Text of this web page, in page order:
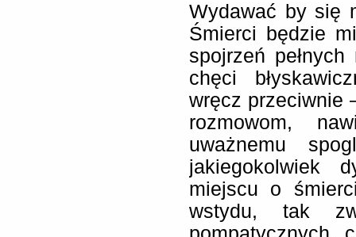
Wydawać by się
Śmierci będzie
spojrzeń
chęci
wręcz przeciwnie
rozmowom,
uważnemu
jakiegokolwiek
miejscu o
wstydu, tak